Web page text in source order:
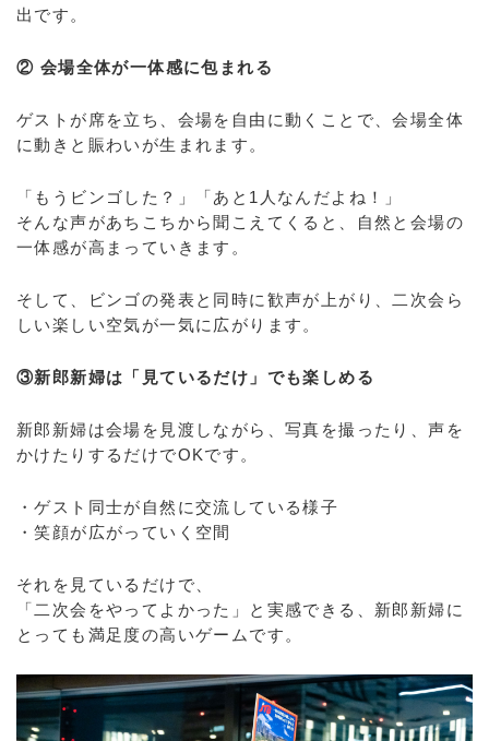
出です。
② 会場全体が一体感に包まれる
ゲストが席を立ち、会場を自由に動くことで、会場全体
に動きと賑わいが生まれます。
「もうビンゴした？」「あと1人なんだよね！」
そんな声があちこちから聞こえてくると、自然と会場の
一体感が高まっていきます。
そして、ビンゴの発表と同時に歓声が上がり、二次会ら
しい楽しい空気が一気に広がります。
③新郎新婦は「見ているだけ」でも楽しめる
新郎新婦は会場を見渡しながら、写真を撮ったり、声を
かけたりするだけでOKです。
・ゲスト同士が自然に交流している様子
・笑顔が広がっていく空間
それを見ているだけで、
「二次会をやってよかった」と実感できる、新郎新婦に
とっても満足度の高いゲームです。